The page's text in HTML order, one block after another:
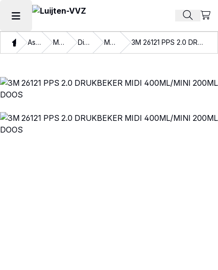
Hoofdmenu openen Zoek
ThuisAssortiment Materialen Disposables Mengbekers 3M 26121 PPS 2.0 DRUKBEKER MIDI 400ML/MINI 200ML DOOS